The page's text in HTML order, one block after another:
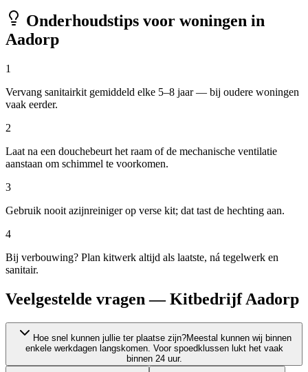
Onderhoudstips voor woningen in
Aadorp
1
Vervang sanitairkit gemiddeld elke 5–8 jaar — bij oudere woningen
vaak eerder.
2
Laat na een douchebeurt het raam of de mechanische ventilatie
aanstaan om schimmel te voorkomen.
3
Gebruik nooit azijnreiniger op verse kit; dat tast de hechting aan.
4
Bij verbouwing? Plan kitwerk altijd als laatste, ná tegelwerk en
sanitair.
Veelgestelde vragen — Kitbedrijf Aadorp
Hoe snel kunnen jullie ter plaatse zijn?Meestal kunnen wij binnen
enkele werkdagen langskomen. Voor spoedklussen lukt het vaak
binnen 24 uur.